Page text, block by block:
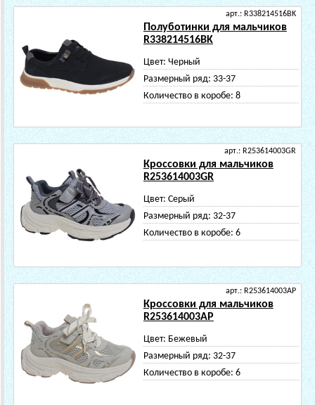
арт.: R338214516BK
Полуботинки для мальчиков
R338214516BK
Цвет: Черный
Размерный ряд: 33-37
Количество в коробе: 8
арт.: R253614003GR
Кроссовки для мальчиков
R253614003GR
Цвет: Серый
Размерный ряд: 32-37
Количество в коробе: 6
арт.: R253614003AP
Кроссовки для мальчиков
R253614003AP
Цвет: Бежевый
Размерный ряд: 32-37
Количество в коробе: 6